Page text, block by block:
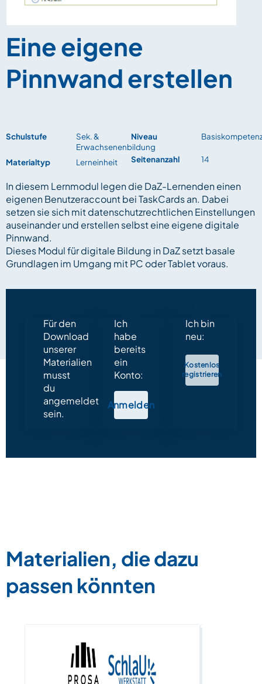
Eine eigene
Pinnwand erstellen
Schulstufe
Sek. &
Erwachsenenbildung
Materialtyp
Lerneinheit
Niveau
Seitenanzahl 14
In diesem Lernmodul legen die DaZ-Lernenden einen
eigenen Benutzeraccount bei TaskCards an. Dabei
setzen sie sich mit datenschutzrechtlichen Einstellungen
auseinander und erstellen selbst eine eigene digitale
Pinnwand.
Dieses Modul für digitale Bildung in DaZ setzt basale
Grundlagen im Umgang mit PC oder Tablet voraus.
Für den
Download
unserer
Materialien
musst
du
angemeldet
sein.
Ich
habe
bereits
ein
Konto:
Anmelden
Ich bin
neu:
Kostenlos
registrieren
Materialien, die dazu
passen könnten